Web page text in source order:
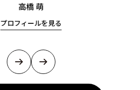
高橋 萌
プロフィールを見る